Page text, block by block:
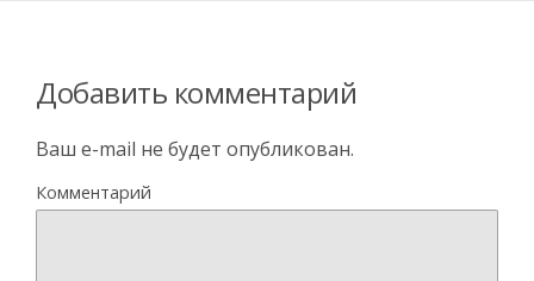
Добавить комментарий
Ваш e-mail не будет опубликован.
Комментарий